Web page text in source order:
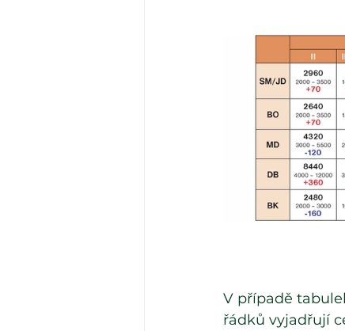
V případě
řádků vyjadřují